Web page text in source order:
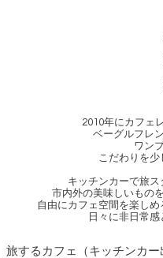
2010年にカフェ
ベーグルフレ
ワン
こだわりを少
キッチンカーで旅
市内外の美味しいもの
自由にカフェ空間を楽し
日々に非日常感
旅するカフェ（キッチンカー